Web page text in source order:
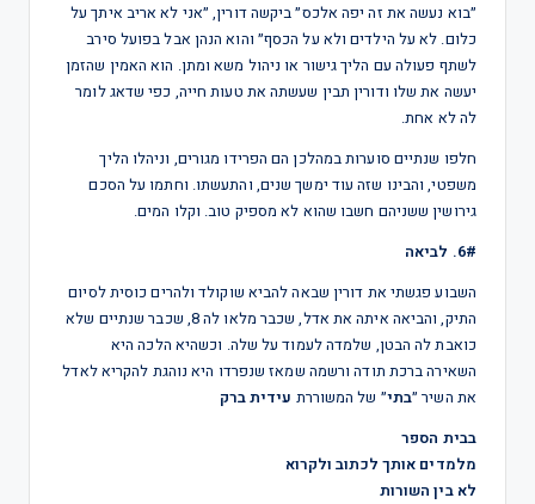
״בוא נעשה את זה יפה אלכס״ ביקשה דורין, ״אני לא אריב איתך על
כלום. לא על הילדים ולא על הכסף״ והוא הנהן אבל בפועל סירב
לשתף פעולה עם הליך גישור או ניהול משא ומתן. הוא האמין שהזמן
יעשה את שלו ודורין תבין שעשתה את טעות חייה, כפי שדאג לומר
לה לא אחת.
חלפו שנתיים סוערות במהלכן הם הפרידו מגורים, וניהלו הליך
משפטי, והבינו שזה עוד ימשך שנים, והתעשתו. וחתמו על הסכם
גירושין ששניהם חשבו שהוא לא מספיק טוב. וקלו המים.
6#. לביאה
השבוע פגשתי את דורין שבאה להביא שוקולד ולהרים כוסית לסיום
התיק, והביאה איתה את אדל, שכבר מלאו לה 8, שכבר שנתיים שלא
כואבת לה הבטן, שלמדה לעמוד על שלה. וכשהיא הלכה היא
השאירה ברכת תודה ורשמה שמאז שנפרדו היא נוהגת להקריא לאדל
את השיר ״בתי״ של המשוררת עידית ברק
בבית הספר
מלמדים אותך לכתוב ולקרוא
לא בין השורות